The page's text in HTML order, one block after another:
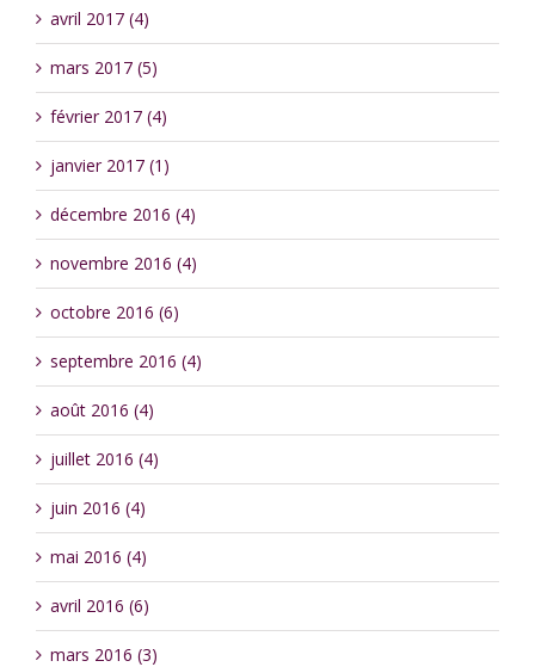
avril 2017 (4)
mars 2017 (5)
février 2017 (4)
janvier 2017 (1)
décembre 2016 (4)
novembre 2016 (4)
octobre 2016 (6)
septembre 2016 (4)
août 2016 (4)
juillet 2016 (4)
juin 2016 (4)
mai 2016 (4)
avril 2016 (6)
mars 2016 (3)